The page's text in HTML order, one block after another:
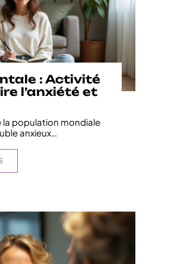
: Activité
l’anxiété et
la population mondiale
anxieux…